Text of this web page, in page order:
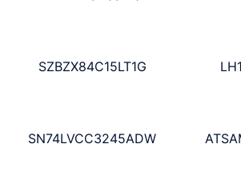
SZBZX84C15LT1G
SN74LVCC3245ADW